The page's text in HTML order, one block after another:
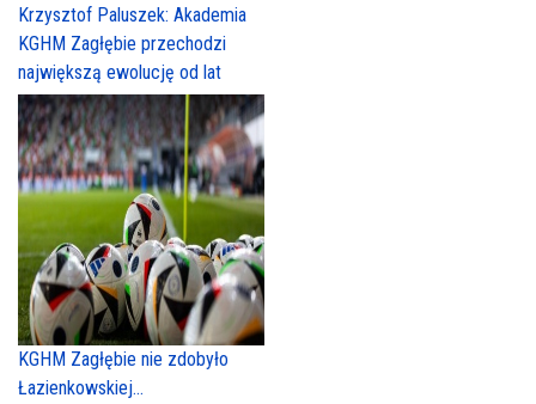
Krzysztof Paluszek: Akademia
KGHM Zagłębie przechodzi
największą ewolucję od lat
KGHM Zagłębie nie zdobyło
Łazienkowskiej...